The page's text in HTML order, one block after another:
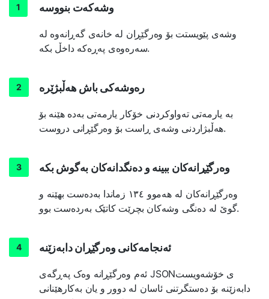
وشەکەت بنووسە
وشەی پێویستت بۆ وەرگێڕان لە خانەی گەڕانەوە لە
سەرەوەی پەڕەکە داخڵ بکە.
رەوشەکی باش هەڵبژێرە
بە یارمەتی تەواوکردنی خۆکار یارمەتی بەدە هێنە بۆ
هەڵبژاردنی وشەی ڕاست بۆ وەرگێڕانی دروست.
وەرگێڕانەکان ببینە و دەنگدانەکان بەگوش بکە
وەرگێڕانەکان لە هەموو ١٣٤ زماندا بەدەست بهێنە و
گوێ لە دەنگی وشەکان بچرێت کاتێک بەردەست بوو.
ئەنجامەکانی وەرگێڕان دابەزێنە
ئەم وەرگێڕانە وەک پەڕگەی JSONی خۆشەویست
دابەزێنە بۆ دەستگرتنی ئاسان لە دوور و یان بەکارهێنانی